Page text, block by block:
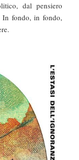
dal pensiero
In fondo, in fondo,